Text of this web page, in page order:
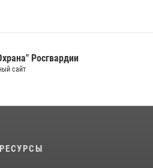
Росгвардии
сайт